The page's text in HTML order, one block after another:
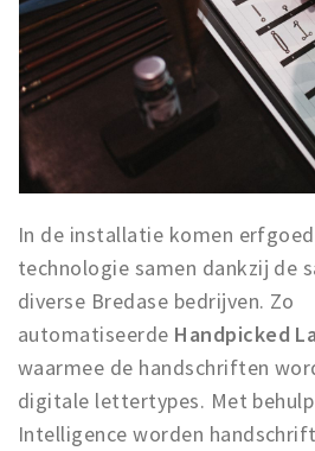
In de installatie komen
technologie samen dankzij de
diverse Bredase bedrijven. Zo
automatiseerde Handpicked
waarmee de handschriften
digitale lettertypes. Met
Intelligence worden